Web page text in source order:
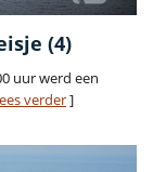
(4)
uur werd een
verder]